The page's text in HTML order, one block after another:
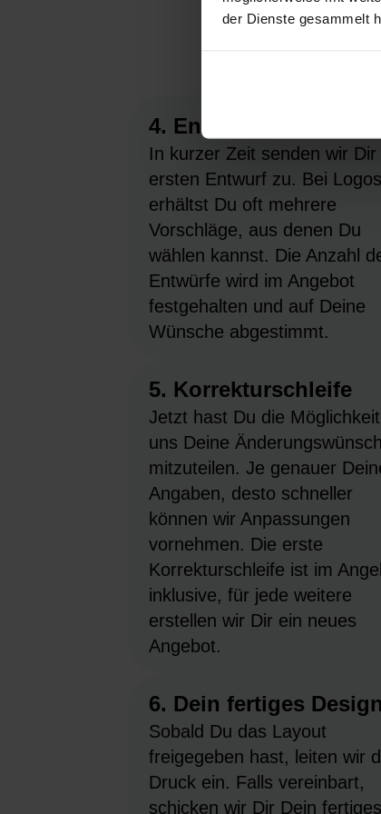
der Dienste gesammelt
4. Entwurf des Designs
In kurzer Zeit senden wir Dir
ersten Entwurf zu. Bei Logos
erhältst Du oft mehrere
Vorschläge, aus denen Du
wählen kannst. Die Anzahl
Entwürfe wird im Angebot
festgehalten und auf Deine
Wünsche abgestimmt.
5. Korrekturschleife
Jetzt hast Du die
uns Deine
mitzuteilen. Je genauer
Angaben, desto schneller
können wir Anpassungen
vornehmen. Die erste
Korrekturschleife ist im
inklusive, für jede weitere
erstellen wir Dir ein neues
Angebot.
6. Dein fertiges Design
Sobald Du das Layout
freigegeben hast, leiten wir
Druck ein. Falls vereinbart,
schicken wir Dir Dein fertiges